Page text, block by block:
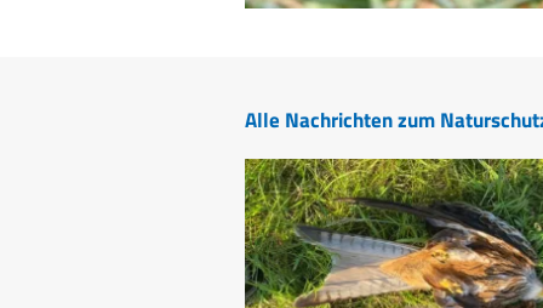
Alle Nachrichten zum